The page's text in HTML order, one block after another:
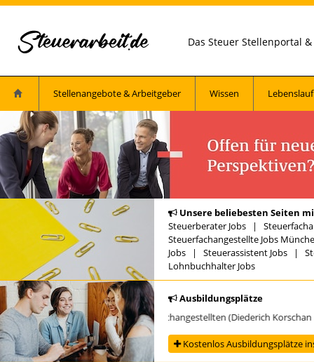
Das Steuer Stellenportal
Stellenangebote & Arbeitgeber Wissen Lebenslauf
Unsere beliebesten Seiten
Steuerberater Jobs |
Steuerfachangestellte Jobs
Jobs | Steuerassistent Jobs |
Lohnbuchhalter Jobs
Ausbildungsplätze
Ausbildung zur/zum Steuerfachangestellten (Diederich Korschan
Kostenlos Ausbildungsplätze